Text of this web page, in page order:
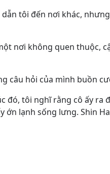
tôi đến nơi khác,
nơi không quen thuộc,
câu hỏi của mình buồn
đó, tôi nghĩ rằng cô ấy ra
ớn lạnh sống lưng. Shin